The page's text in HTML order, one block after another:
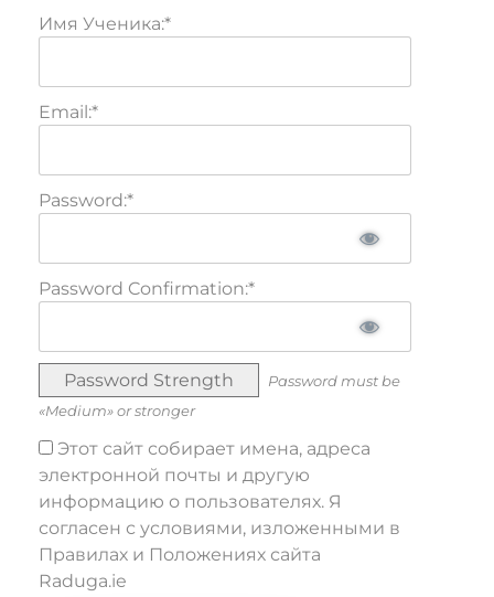
Имя Ученика:*
Email:*
Password:*
Password Confirmation:*
Password Strength
Password must be
«Medium» or stronger
Этот сайт собирает имена, адреса
электронной почты и другую
информацию о пользователях. Я
согласен с условиями, изложенными в
Правилах и Положениях сайта
Raduga.ie